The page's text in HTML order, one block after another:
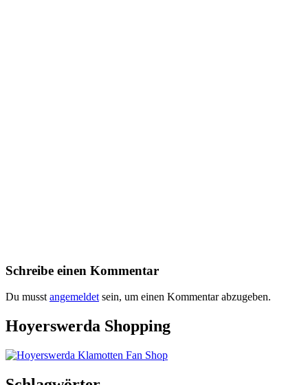
Schreibe einen Kommentar
Du musst angemeldet sein, um einen Kommentar abzugeben.
Hoyerswerda Shopping